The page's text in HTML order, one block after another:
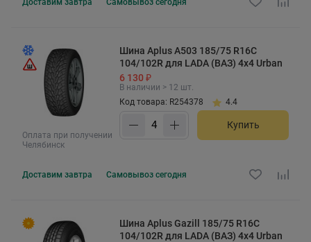
Доставим завтра Самовывоз сегодня
Оплата при получении
Челябинск
Шина Aplus A503 185/75 R16C
104/102R для LADA (ВАЗ) 4x4 Urban
6 130 ₽
В наличии > 12 шт.
Код товара: R254378
4.4
Купить
Доставим завтра Самовывоз сегодня
Шина Aplus Gazill 185/75 R16C
104/102R для LADA (ВАЗ) 4x4 Urban